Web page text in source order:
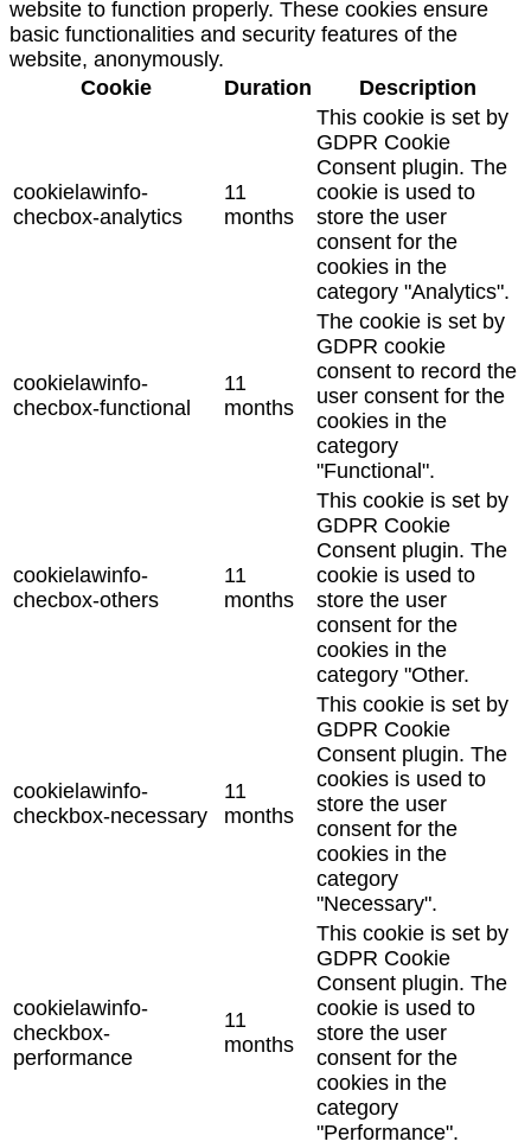
website to function properly. These cookies ensure
basic functionalities and security features of the
website, anonymously.
Cookie
Duration Description
cookielawinfo-
checbox-analytics
11
months
This cookie is set by
GDPR Cookie
Consent plugin. The
cookie is used to
store the user
consent for the
cookies in the
category "Analytics".
cookielawinfo-
checbox-functional
11
months
The cookie is set by
GDPR cookie
consent to record the
user consent for the
cookies in the
category
"Functional".
cookielawinfo-
checbox-others
11
months
This cookie is set by
GDPR Cookie
Consent plugin. The
cookie is used to
store the user
consent for the
cookies in the
category "Other.
cookielawinfo-
checkbox-necessary
11
months
This cookie is set by
GDPR Cookie
Consent plugin. The
cookies is used to
store the user
consent for the
cookies in the
category
"Necessary".
cookielawinfo-
checkbox-
performance
11
months
This cookie is set by
GDPR Cookie
Consent plugin. The
cookie is used to
store the user
consent for the
cookies in the
category
"Performance".